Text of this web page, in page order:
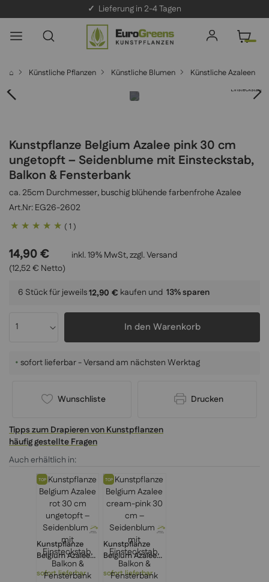
✓ Lieferung in 2-4 Tagen
⌂ Künstliche Pflanzen Künstliche Blumen Künstliche Azaleen
Kunstpflanze Belgium Azalee pink 30 cm
ungetopft – Seidenblume mit Einsteckstab,
Balkon & Fensterbank
ca. 25cm Durchmesser, buschig blühende farbenfrohe Azalee
EG26-2602
Bewertung:
( 1 )
14,90 €
(12,52 € Netto)
inkl. 19% MwSt, zzgl.Versand
6 Stück für jeweils12,90 € kaufen und 13% sparen
In den Warenkorb
• sofort lieferbar - Versand am nächsten Werktag
Wunschliste Drucken
Tipps zum Drapieren von Kunstpflanzen
häufig gestellte Fragen
Auch erhältlich in:
TOP
Kunstpflanze
Belgium Azalee
rot 30 cm
ungetopft –
sofort lieferbar
TOP
Kunstpflanze
Belgium Azalee
cream-pink 30
cm –
sofort lieferbar